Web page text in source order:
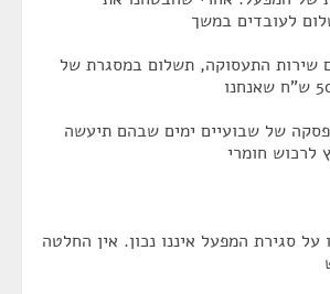
לעובדים במשך
שירות התעסוקה, תשלום במסגרת של
של שבועיים ימים שבהם תיעשה
לרכוש חומרי
סגירת המפעל איננו נכון. אין החלטה